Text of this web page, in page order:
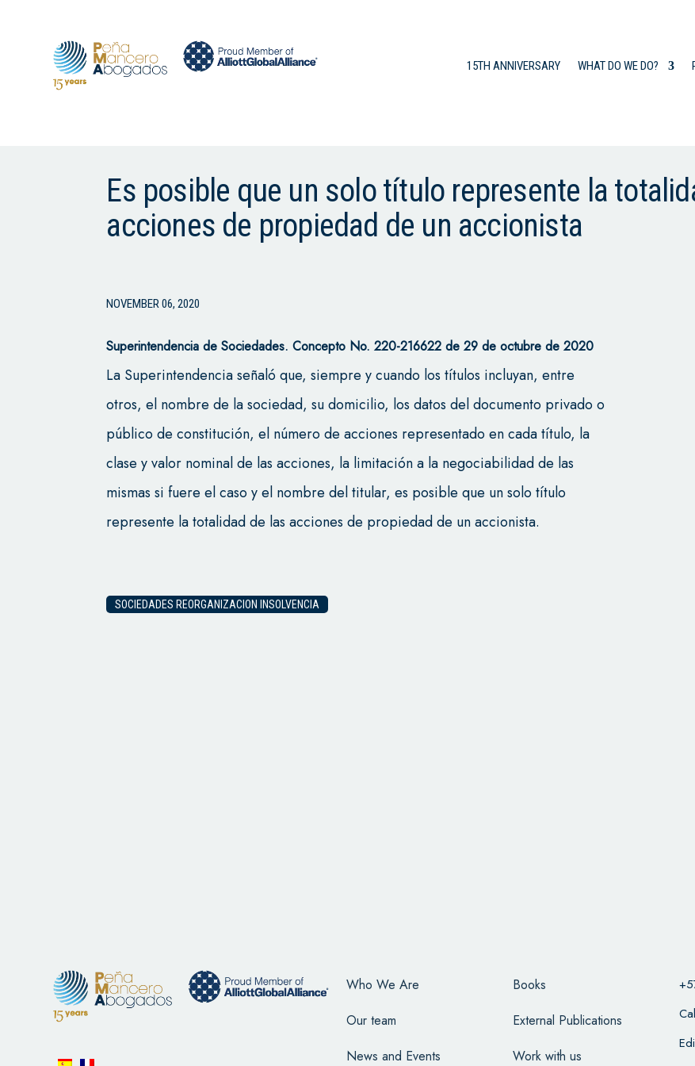
15TH ANNIVERSARY WHAT DO WE DO?
Es posible que un solo título represente la
acciones de propiedad de un accionista
NOVEMBER 06, 2020
Superintendencia de Sociedades. Concepto No. 220-216622 de 29 de octubre de 2020
La Superintendencia señaló que, siempre y cuando los títulos incluyan, entre
otros, el nombre de la sociedad, su domicilio, los datos del documento privado o
público de constitución, el número de acciones representado en cada título, la
clase y valor nominal de las acciones, la limitación a la negociabilidad de las
mismas si fuere el caso y el nombre del titular, es posible que un solo título
represente la totalidad de las acciones de propiedad de un accionista.
SOCIEDADES REORGANIZACION INSOLVENCIA
Who We Are
Our team
News and Events
Books
External Publications
Work with us